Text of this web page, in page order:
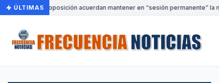
ÚLTIMAS
• Gobierno y oposición acuerdan mantener en “sesión permanente” la